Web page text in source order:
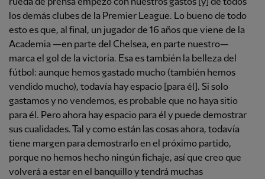
rueda de prensa empezó con nuestros gastos [y] de todos
los demás clubes de la Premier League. Lo bueno de todo
esto es que, al final, un jugador de 16 años que viene de la
Academia —en parte del Chelsea, en parte nuestro—
marca el gol de la victoria. Esa es también la belleza del
fútbol: aunque hemos gastado mucho (también hemos
vendido mucho), todavía hay espacio [para él]. Si solo
gastamos y no vendemos, es probable que no haya sitio
para él. Pero ahora hay espacio para él y puede demostrar
sus cualidades. Tal y como están las cosas ahora, todavía
tiene margen para demostrarlo en el próximo partido,
porque no hemos hecho ningún fichaje, así que creo que
volverá a estar en el banquillo y tendrá muchas